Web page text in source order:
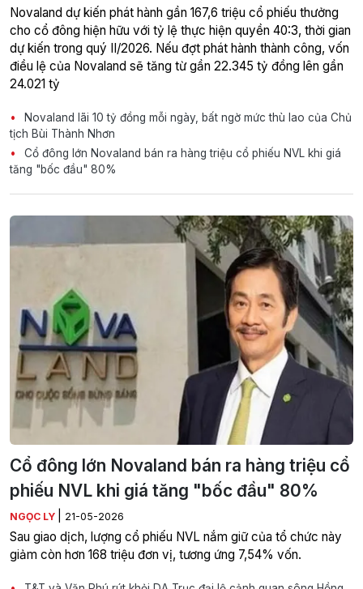
Novaland dự kiến phát hành gần 167,6 triệu cổ phiếu thưởng
cho cổ đông hiện hữu với tỷ lệ thực hiện quyền 40:3, thời gian
dự kiến trong quý II/2026. Nếu đợt phát hành thành công, vốn
điều lệ của Novaland sẽ tăng từ gần 22.345 tỷ đồng lên gần
24.021 tỷ
Novaland lãi 10 tỷ đồng mỗi ngày, bất ngờ mức thù lao của Chủ
tịch Bùi Thành Nhơn
Cổ đông lớn Novaland bán ra hàng triệu cổ phiếu NVL khi giá
tăng "bốc đầu" 80%
Cổ đông lớn Novaland bán ra hàng triệu cổ
phiếu NVL khi giá tăng "bốc đầu" 80%
NGỌC LY 21-05-2026
Sau giao dịch, lượng cổ phiếu NVL nắm giữ của tổ chức này
giảm còn hơn 168 triệu đơn vị, tương ứng 7,54% vốn.